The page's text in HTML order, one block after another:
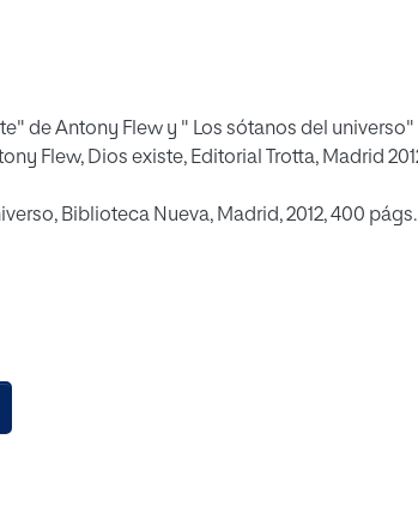
universo" de Juan Arana, por
Biblioteca Nueva, Madrid, 2012, 400 págs.